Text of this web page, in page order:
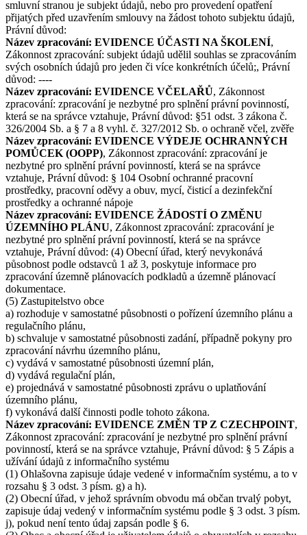
smluvní stranou je subjekt údajů, nebo pro provedení opatření
přijatých před uzavřením smlouvy na žádost tohoto subjektu údajů,
Právní důvod:
Název zpracování: EVIDENCE ÚČASTI NA ŠKOLENÍ,
Zákonnost zpracování: subjekt údajů udělil souhlas se zpracováním
svých osobních údajů pro jeden či více konkrétních účelů;, Právní
důvod: ----
Název zpracování: EVIDENCE VČELAŘŮ, Zákonnost
zpracování: zpracování je nezbytné pro splnění právní povinností,
která se na správce vztahuje, Právní důvod: §51 odst. 3 zákona č.
326/2004 Sb. a § 7 a 8 vyhl. č. 327/2012 Sb. o ochraně včel, zvěře
Název zpracování: EVIDENCE VÝDEJE OCHRANNÝCH
POMŮCEK (OOPP), Zákonnost zpracování: zpracování je
nezbytné pro splnění právní povinností, která se na správce
vztahuje, Právní důvod: § 104 Osobní ochranné pracovní
prostředky, pracovní oděvy a obuv, mycí, čisticí a dezinfekční
prostředky a ochranné nápoje
Název zpracování: EVIDENCE ŽÁDOSTÍ O ZMĚNU
ÚZEMNÍHO PLÁNU, Zákonnost zpracování: zpracování je
nezbytné pro splnění právní povinností, která se na správce
vztahuje, Právní důvod: (4) Obecní úřad, který nevykonává
působnost podle odstavců 1 až 3, poskytuje informace pro
zpracování územně plánovacích podkladů a územně plánovací
dokumentace.
(5) Zastupitelstvo obce
a) rozhoduje v samostatné působnosti o pořízení územního plánu a
regulačního plánu,
b) schvaluje v samostatné působnosti zadání, případně pokyny pro
zpracování návrhu územního plánu,
c) vydává v samostatné působnosti územní plán,
d) vydává regulační plán,
e) projednává v samostatné působnosti zprávu o uplatňování
územního plánu,
f) vykonává další činnosti podle tohoto zákona.
Název zpracování: EVIDENCE ZMĚN TP Z CZECHPOINT,
Zákonnost zpracování: zpracování je nezbytné pro splnění právní
povinností, která se na správce vztahuje, Právní důvod: § 5 Zápis a
užívání údajů z informačního systému
(1) Ohlašovna zapisuje údaje vedené v informačním systému, a to v
rozsahu § 3 odst. 3 písm. g) a h).
(2) Obecní úřad, v jehož správním obvodu má občan trvalý pobyt,
zapisuje údaj vedený v informačním systému podle § 3 odst. 3 písm.
j), pokud není tento údaj zapsán podle § 6.